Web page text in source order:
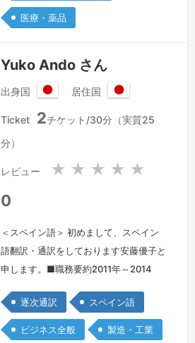
得意です。続きを見る »
医療・薬品
Yuko Ando さん
出身国
本
居住国
本
Ticket 2チケット/30分（実質25
分）
レビュー ★ ★ ★ ★ ★
0
＜スペイン語＞ 初めまして、スペイン
語翻訳・通訳をしております安藤優子と
申します。■職務要約2011年～2014
にてパッケージ旅行「ルックJTB」の内
勤営業を担当しました。その後、8か月
逐次通訳 スペイン語
ビジネス全般 製造・工業